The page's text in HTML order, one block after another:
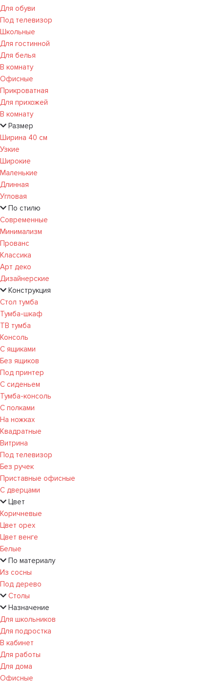
Для обуви
Под телевизор
Школьные
Для гостинной
Для белья
В комнату
Офисные
Прикроватная
Для прихожей
В комнату
Размер
Ширина 40 см
Узкие
Широкие
Маленькие
Длинная
Угловая
По стилю
Современные
Минимализм
Прованс
Классика
Арт деко
Дизайнерские
Конструкция
Стол тумба
Тумба-шкаф
ТВ тумба
Консоль
С ящиками
Без ящиков
Под принтер
С сиденьем
Тумба-консоль
С полками
На ножках
Квадратные
Витрина
Под телевизор
Без ручек
Приставные офисные
С дверцами
Цвет
Коричневые
Цвет орех
Цвет венге
Белые
По материалу
Из сосны
Под дерево
Столы
Назначение
Для школьников
Для подростка
В кабинет
Для работы
Для дома
Офисные